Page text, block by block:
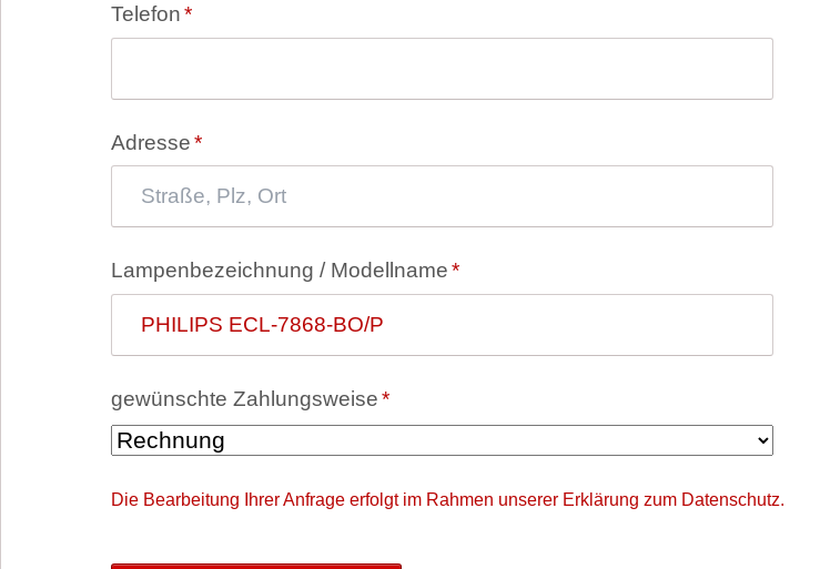
Pflichtfeld
Telefon*
Pflichtfeld
Adresse*
Pflichtfeld
Lampenbezeichnung / Modellname*
Pflichtfeld
gewünschte Zahlungsweise*
Die Bearbeitung Ihrer Anfrage erfolgt im Rahmen unserer Erklärung zum Datenschutz.